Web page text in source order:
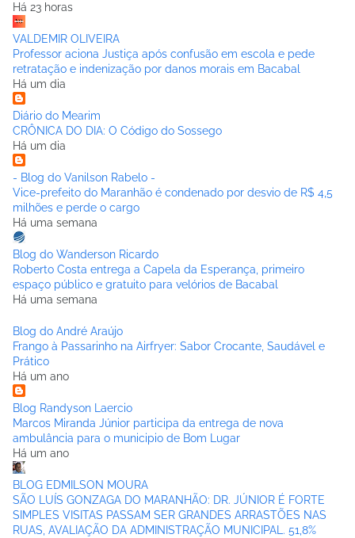
Há 23 horas
VALDEMIR OLIVEIRA
Professor aciona Justiça após confusão em escola e pede
retratação e indenização por danos morais em Bacabal
Há um dia
Diário do Mearim
CRÔNICA DO DIA: O Código do Sossego
Há um dia
- Blog do Vanilson Rabelo -
Vice-prefeito do Maranhão é condenado por desvio de R$ 4,5
milhões e perde o cargo
Há uma semana
Blog do Wanderson Ricardo
Roberto Costa entrega a Capela da Esperança, primeiro
espaço público e gratuito para velórios de Bacabal
Há uma semana
Blog do André Araújo
Frango à Passarinho na Airfryer: Sabor Crocante, Saudável e
Prático
Há um ano
Blog Randyson Laercio
Marcos Miranda Júnior participa da entrega de nova
ambulância para o municipio de Bom Lugar
Há um ano
BLOG EDMILSON MOURA
SÃO LUÍS GONZAGA DO MARANHÃO: DR. JÚNIOR É FORTE
SIMPLES VISITAS PASSAM SER GRANDES ARRASTÕES NAS
RUAS, AVALIAÇÃO DA ADMINISTRAÇÃO MUNICIPAL. 51,8%